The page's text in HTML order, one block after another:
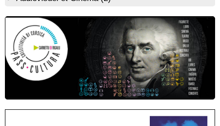
protection de la Corse agro-pastorale" animée par Jean-Jacques
Résidence de peinture et exposition de l’artiste Aponi : "Cœur
ouvert en citadelle" en partenariat avec la commune de Santa
Lucia di Tallà - Mediateca territuriale di Santa Lucia di Tallà
! EVENEMENT REPORTE ! Rencontre / dédicace avec
Gilles Antonioli autour de son ouvrage “Testa Mora - Les
Rivages du destin” - Afà / Prupià / Santa Lucia di Tallà
Residenza di scrittura di Angela Nicolai, Trà Corsica è
Sardegna - Mediateca di castagniccia Mare è monti - I Fulelli
Castelli - Institut Mémoires de l'Edition Contemporaine - Caen /
Médiathèque de Castagniccia Mare et Monti - I Fulelli